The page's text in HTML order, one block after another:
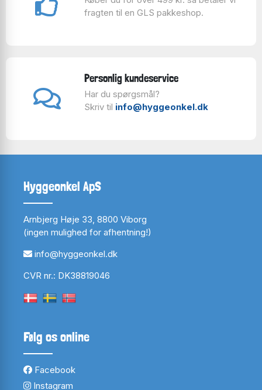
fragten til en GLS pakkeshop.
Personlig kundeservice
Har du spørgsmål?
Skriv til info@hyggeonkel.dk
Hyggeonkel ApS
Arnbjerg Høje 33, 8800 Viborg
(ingen mulighed for afhentning!)
info@hyggeonkel.dk
CVR nr.: DK38819046
Følg os online
Facebook
Instagram